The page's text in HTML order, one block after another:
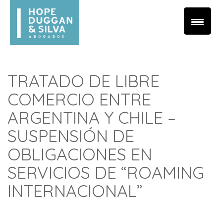
TRATADO DE LIBRE
COMERCIO ENTRE
ARGENTINA Y CHILE –
SUSPENSIÓN DE
OBLIGACIONES EN
SERVICIOS DE “ROAMING
INTERNACIONAL”